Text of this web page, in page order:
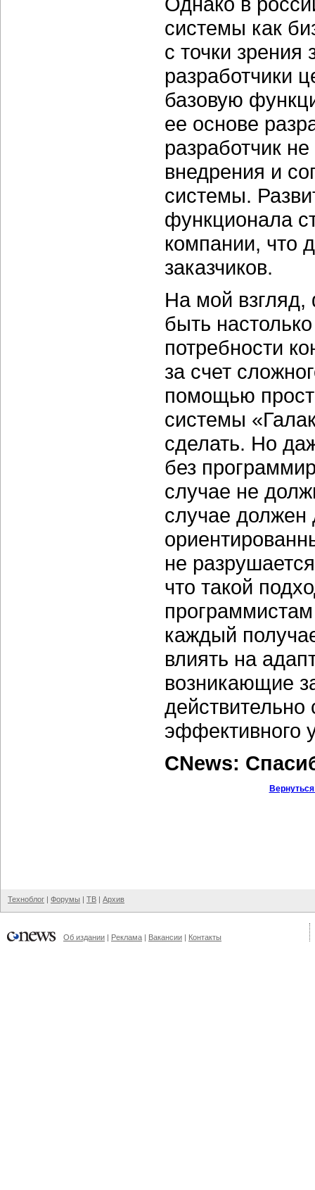
системы как
с точки зрения
разработчики
базовую
ее основе
разработчик не
внедрения и
системы.
функционала
компании, что
заказчиков.
На мой
быть
потребности
за счет
помощью
системы
сделать. Но
без
случае не
случае должен
не
что такой
каждый
влиять на
возникающие
действительно
эффективного
CNews:
Техноблог | Форумы | ТВ | Архив
Об издании | Реклама | Вакансии | Контакты